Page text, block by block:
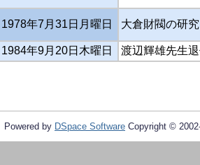
1978年7月31日月曜日 大倉財閥の研
1984年9月20日木曜日 渡辺輝雄先生
Powered by DSpace Software Copyright ©